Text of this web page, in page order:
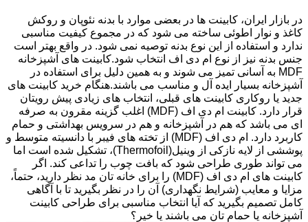
در بازار ایران، کابینت ها در بعضی موارد با بدنه نئوپان و روکش
کاغذ و نوار اطوئی ساخته می شود که در مجموع کیفیت مناسبی
ندارد و استفاده از این نوع بدنه توصیه نمی شود. در واقع بهتر است
جنس بدنه نیز از نوع ام دی اف انتخاب شود.کابینت های آشپزخانه
MDF به آسانی تمیز می شوند و به همین دلیل برای استفاده در
آشپزخانه بسیار ایده آل و مناسب می باشند.هنگام خرید کابینت های
جدید یا روکاری کابینت های قبلی، انتخاب های زیادی پیش رویتان
قرار دارد. کابینت ام دی اف (MDF) اغلب گزینه مقرون به صرفه
ای می باشد که هم در آشپزخانه و هم در سرویس بهداشتی و حمام
کاربرد دارد. ام دی اف (MDF) از تخته های فیبر با دانسیته متوسط و
پوششی از لایه نازکی از وینیل(Thermofoil)، تشکیل شده است اما
می تواند طوری طراحی شود که بافت چوب را تداعی کند. اگر
کابینت های ام دی اف (MDF) را برای خانه تان مد نظر دارید، حتماً،
مزایا و معایب (شرایط نگهداری) آن را در نظر بگیرید تا با آگاهی
کامل تصمیم بگیرید که آیا انتخاب مناسبی برای طراحی کابینت
آشپزخانه یا حمام تان می باشند یا خیر؟